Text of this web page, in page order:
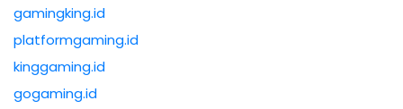
gamingking.id
platformgaming.id
kinggaming.id
gogaming.id